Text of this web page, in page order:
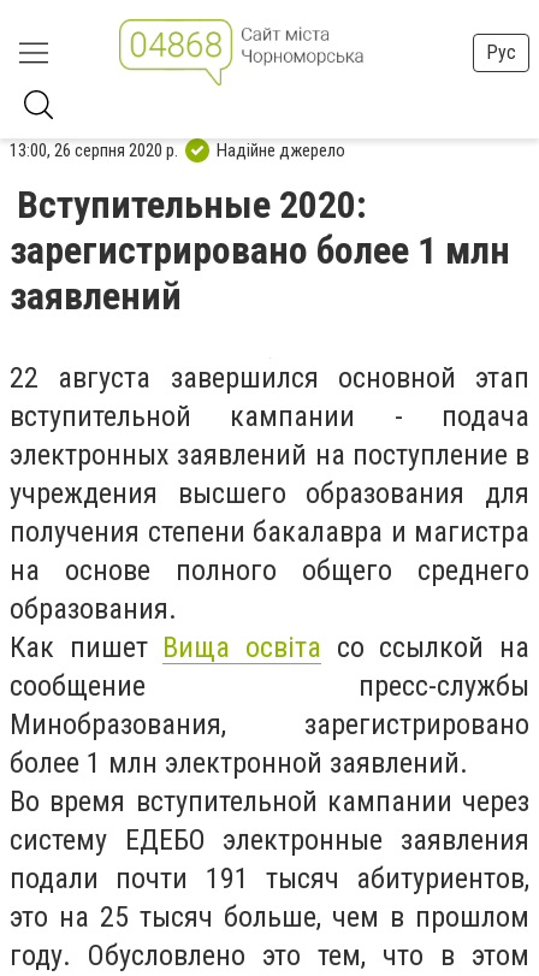
Рус
13:00, 26 серпня 2020 р. Надійне джерело
Вступительные 2020:
зарегистрировано более 1 млн
заявлений
22 августа завершился основной этап
вступительной кампании - подача
электронных заявлений на поступление в
учреждения высшего образования для
получения степени бакалавра и магистра
на основе полного общего среднего
образования.
Как пишет Вища освіта со ссылкой на
сообщение пресс-службы
Минобразования, зарегистрировано
более 1 млн электронной заявлений.
Во время вступительной кампании через
систему ЕДЕБО электронные заявления
подали почти 191 тысяч абитуриентов,
это на 25 тысяч больше, чем в прошлом
году. Обусловлено это тем, что в этом